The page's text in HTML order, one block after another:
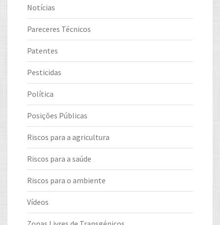
Notícias
Pareceres Técnicos
Patentes
Pesticidas
Política
Posições Públicas
Riscos para a agricultura
Riscos para a saúde
Riscos para o ambiente
Vídeos